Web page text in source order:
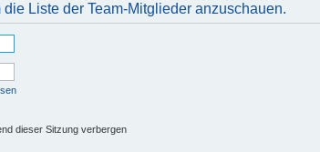
Liste der Team-Mitglieder anzuschauen.
dieser Sitzung verbergen